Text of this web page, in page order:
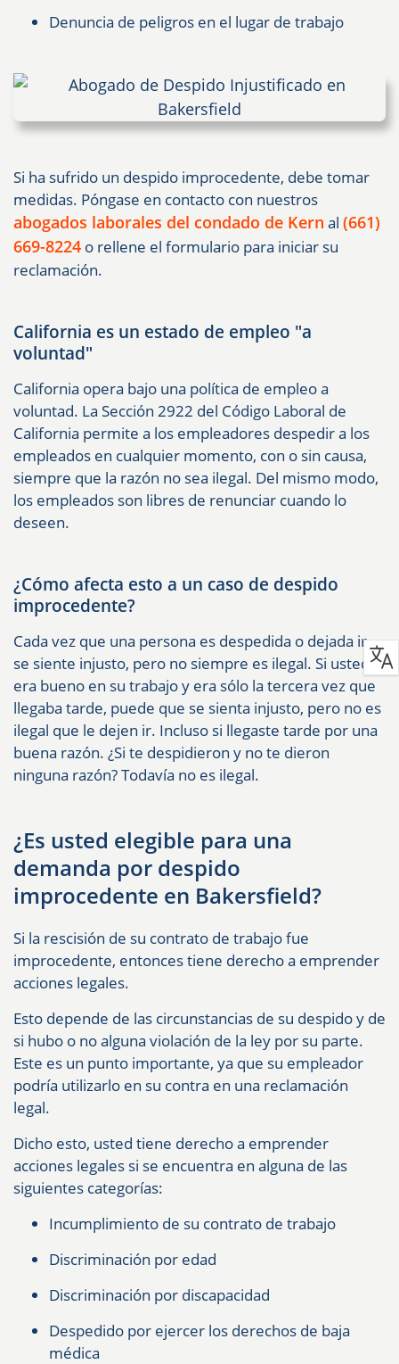
Denuncia de peligros en el lugar de trabajo
Si ha sufrido un despido improcedente, debe tomar
medidas. Póngase en contacto con nuestros
abogados laborales del condado de Kern al (661)
669-8224 o rellene el formulario para iniciar su
reclamación.
California es un estado de empleo "a
voluntad"
California opera bajo una política de empleo a
voluntad. La Sección 2922 del Código Laboral de
California permite a los empleadores despedir a los
empleados en cualquier momento, con o sin causa,
siempre que la razón no sea ilegal. Del mismo modo,
los empleados son libres de renunciar cuando lo
deseen.
¿Cómo afecta esto a un caso de despido
improcedente?
Cada vez que una persona es despedida o dejada ir,
se siente injusto, pero no siempre es ilegal. Si usted
era bueno en su trabajo y era sólo la tercera vez que
llegaba tarde, puede que se sienta injusto, pero no es
ilegal que le dejen ir. Incluso si llegaste tarde por una
buena razón. ¿Si te despidieron y no te dieron
ninguna razón? Todavía no es ilegal.
¿Es usted elegible para una
demanda por despido
improcedente en Bakersfield?
Si la rescisión de su contrato de trabajo fue
improcedente, entonces tiene derecho a emprender
acciones legales.
Esto depende de las circunstancias de su despido y de
si hubo o no alguna violación de la ley por su parte.
Este es un punto importante, ya que su empleador
podría utilizarlo en su contra en una reclamación
legal.
Dicho esto, usted tiene derecho a emprender
acciones legales si se encuentra en alguna de las
siguientes categorías:
Incumplimiento de su contrato de trabajo
Discriminación por edad
Discriminación por discapacidad
Despedido por ejercer los derechos de baja
médica